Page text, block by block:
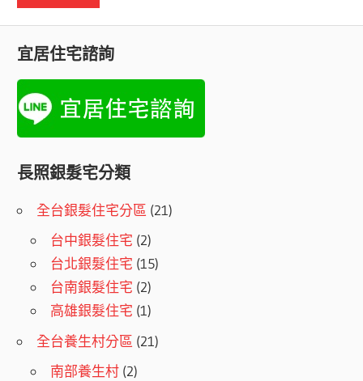
宜居住宅諮詢
長照銀髮宅分類
全台銀髮住宅分區 (21)
台中銀髮住宅 (2)
台北銀髮住宅 (15)
台南銀髮住宅 (2)
高雄銀髮住宅 (1)
全台養生村分區 (21)
南部養生村 (2)